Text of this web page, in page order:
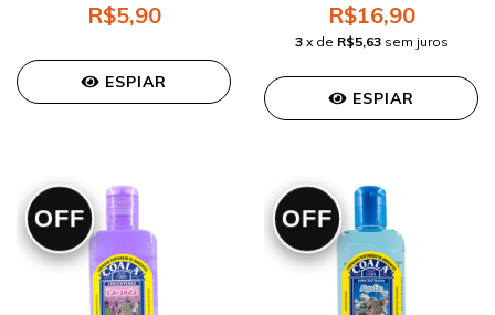
R$5,90
ESPIAR
R$16,90
3 x de R$5,63 sem juros
ESPIAR
OFF OFF